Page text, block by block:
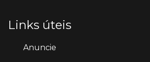
Links úteis
Anuncie